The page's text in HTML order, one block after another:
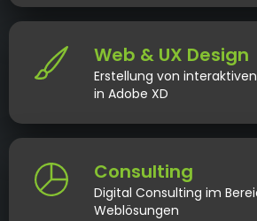
Web & UX Design
Erstellung von
in Adobe XD
Consulting
Digital Consulting im
Weblösungen